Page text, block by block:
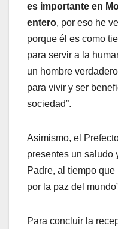
es importante en
entero, por eso he
porque él es como
para servir a la
un hombre
para vivir y ser
sociedad”.
Asimismo, el
presentes un saludo
Padre, al tiempo
por la paz del
Para concluir la